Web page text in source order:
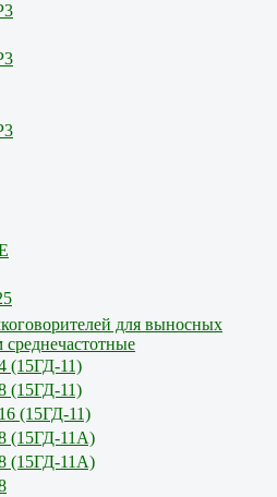
для выносных
среднечастотные
(15ГД-11)
(15ГД-11)
(15ГД-11)
(15ГД-11А)
(15ГД-11А)